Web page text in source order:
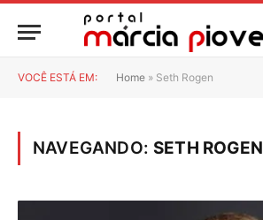
VOCÊ ESTÁ EM: Home » Seth Rogen
NAVEGANDO: SETH ROGEN